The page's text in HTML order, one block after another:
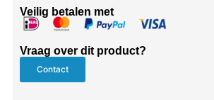
Veilig betalen met
Vraag over dit product?
Contact